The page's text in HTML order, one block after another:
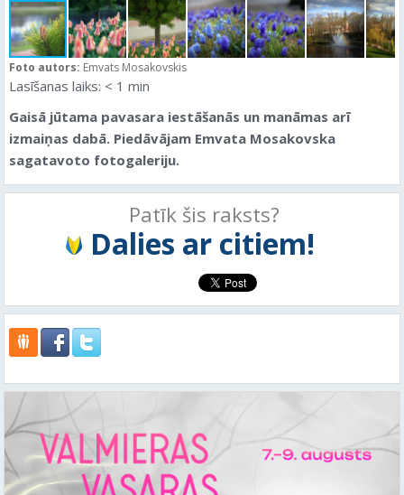
Foto autors: Emvats Mosakovskis
Lasīšanas laiks: < 1 min
Gaisā jūtama pavasara iestāšanās un manāmas arī
izmaiņas dabā. Piedāvājam Emvata Mosakovska
sagatavoto fotogaleriju.
Patīk šis raksts?
Dalies ar citiem!